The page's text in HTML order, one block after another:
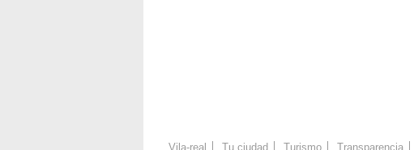
Vila-real Tu ciudad Turismo Transparencia